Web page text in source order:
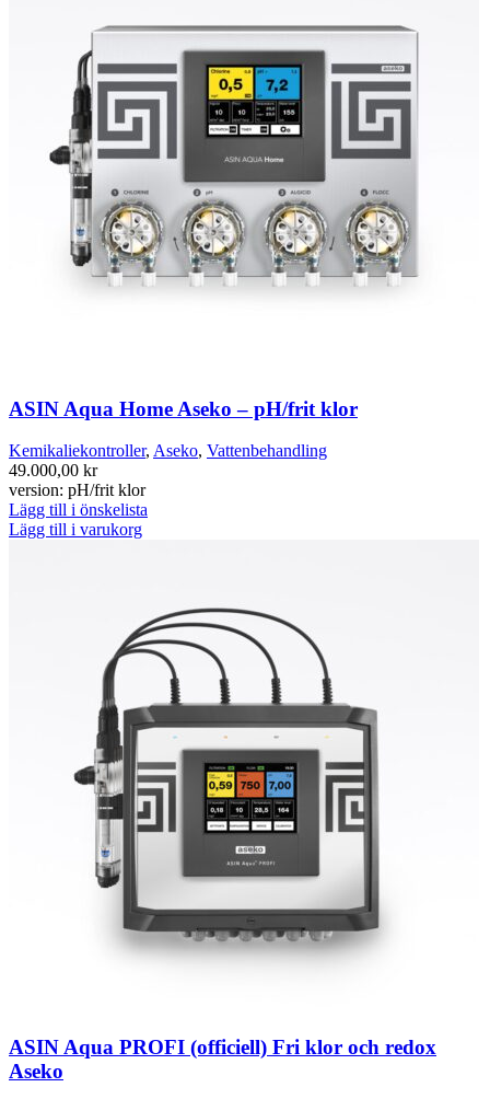
ASIN Aqua Home Aseko – pH/frit klor
Kemikaliekontroller, Aseko, Vattenbehandling
49.000,00 kr
version: pH/frit klor
Lägg till i önskelista
Lägg till i varukorg
ASIN Aqua PROFI (officiell) Fri klor och redox
Aseko